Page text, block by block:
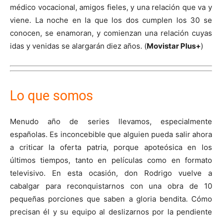
médico vocacional, amigos fieles, y una relación que va y
viene. La noche en la que los dos cumplen los 30 se
conocen, se enamoran, y comienzan una relación cuyas
idas y venidas se alargarán diez años. (Movistar Plus+)
Lo que somos
Menudo año de series llevamos, especialmente
españolas. Es inconcebible que alguien pueda salir ahora
a criticar la oferta patria, porque apoteósica en los
últimos tiempos, tanto en películas como en formato
televisivo. En esta ocasión, don Rodrigo vuelve a
cabalgar para reconquistarnos con una obra de 10
pequeñas porciones que saben a gloria bendita. Cómo
precisan él y su equipo al deslizarnos por la pendiente